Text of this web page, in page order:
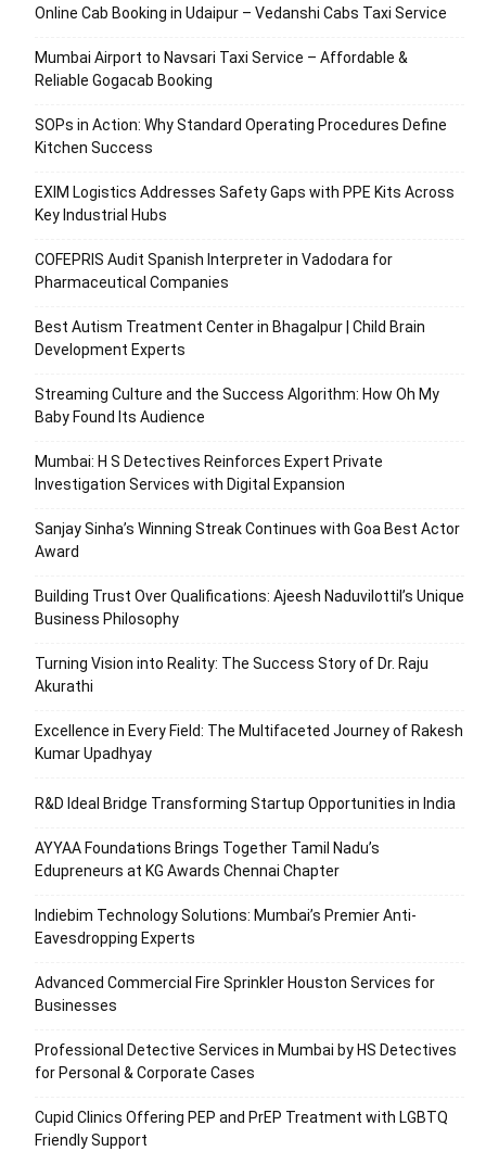
Online Cab Booking in Udaipur – Vedanshi Cabs Taxi Service
Mumbai Airport to Navsari Taxi Service – Affordable &
Reliable Gogacab Booking
SOPs in Action: Why Standard Operating Procedures Define
Kitchen Success
EXIM Logistics Addresses Safety Gaps with PPE Kits Across
Key Industrial Hubs
COFEPRIS Audit Spanish Interpreter in Vadodara for
Pharmaceutical Companies
Best Autism Treatment Center in Bhagalpur | Child Brain
Development Experts
Streaming Culture and the Success Algorithm: How Oh My
Baby Found Its Audience
Mumbai: H S Detectives Reinforces Expert Private
Investigation Services with Digital Expansion
Sanjay Sinha’s Winning Streak Continues with Goa Best Actor
Award
Building Trust Over Qualifications: Ajeesh Naduvilottil’s Unique
Business Philosophy
Turning Vision into Reality: The Success Story of Dr. Raju
Akurathi
Excellence in Every Field: The Multifaceted Journey of Rakesh
Kumar Upadhyay
R&D Ideal Bridge Transforming Startup Opportunities in India
AYYAA Foundations Brings Together Tamil Nadu’s
Edupreneurs at KG Awards Chennai Chapter
Indiebim Technology Solutions: Mumbai’s Premier Anti-
Eavesdropping Experts
Advanced Commercial Fire Sprinkler Houston Services for
Businesses
Professional Detective Services in Mumbai by HS Detectives
for Personal & Corporate Cases
Cupid Clinics Offering PEP and PrEP Treatment with LGBTQ
Friendly Support